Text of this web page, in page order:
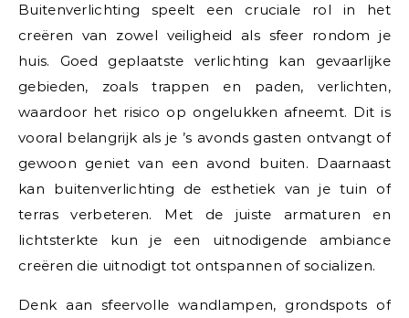
Buitenverlichting speelt een cruciale rol in het
creëren van zowel veiligheid als sfeer rondom je
huis. Goed geplaatste verlichting kan gevaarlijke
gebieden, zoals trappen en paden, verlichten,
waardoor het risico op ongelukken afneemt. Dit is
vooral belangrijk als je ’s avonds gasten ontvangt of
gewoon geniet van een avond buiten. Daarnaast
kan buitenverlichting de esthetiek van je tuin of
terras verbeteren. Met de juiste armaturen en
lichtsterkte kun je een uitnodigende ambiance
creëren die uitnodigt tot ontspannen of socializen.
Denk aan sfeervolle wandlampen, grondspots of